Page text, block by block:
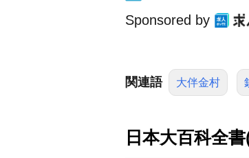
Sponsored by
関連語 大伴金村
日本大百科全